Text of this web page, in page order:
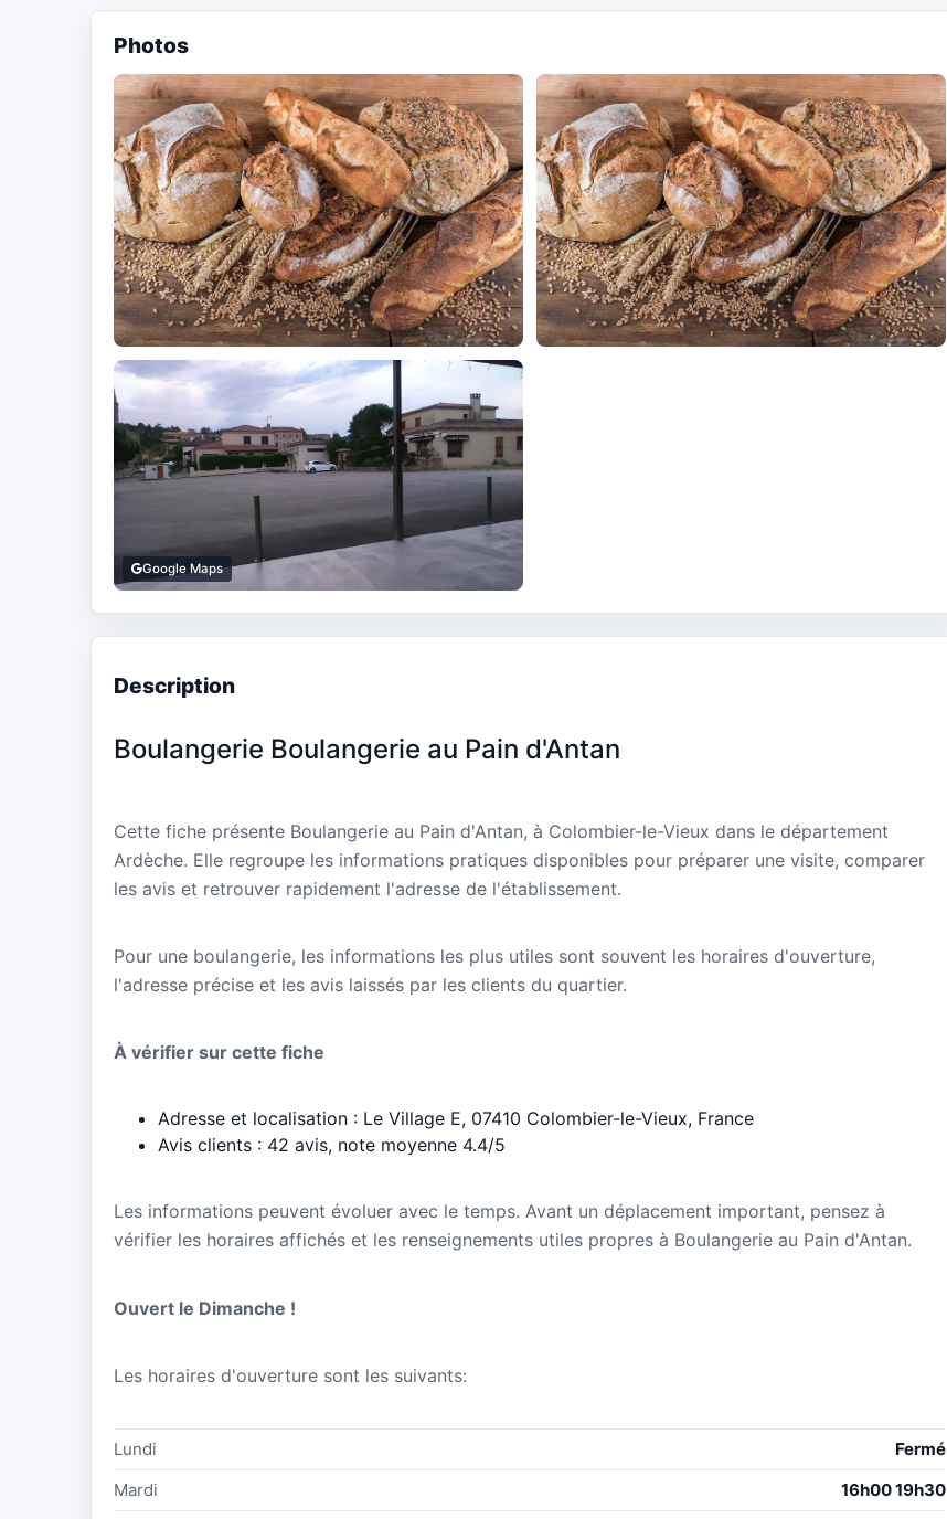
Photos
Google Maps
Description
Boulangerie Boulangerie au Pain d'Antan
Cette fiche présente Boulangerie au Pain d'Antan, à Colombier-le-Vieux dans le département
Ardèche. Elle regroupe les informations pratiques disponibles pour préparer une visite, comparer
les avis et retrouver rapidement l'adresse de l'établissement.
Pour une boulangerie, les informations les plus utiles sont souvent les horaires d'ouverture,
l'adresse précise et les avis laissés par les clients du quartier.
À vérifier sur cette fiche
Adresse et localisation : Le Village E, 07410 Colombier-le-Vieux, France
Avis clients : 42 avis, note moyenne 4.4/5
Les informations peuvent évoluer avec le temps. Avant un déplacement important, pensez à
vérifier les horaires affichés et les renseignements utiles propres à Boulangerie au Pain d'Antan.
Ouvert le Dimanche !
Les horaires d'ouverture sont les suivants:
Lundi
Fermé
Mardi
16h00 19h30